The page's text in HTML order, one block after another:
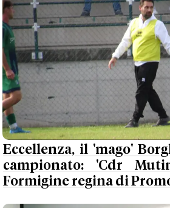
Eccellenza, il 'mago'
campionato: 'Cdr
Formigine regina di